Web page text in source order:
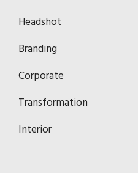
Headshot
Branding
Corporate
Transformation
Interior